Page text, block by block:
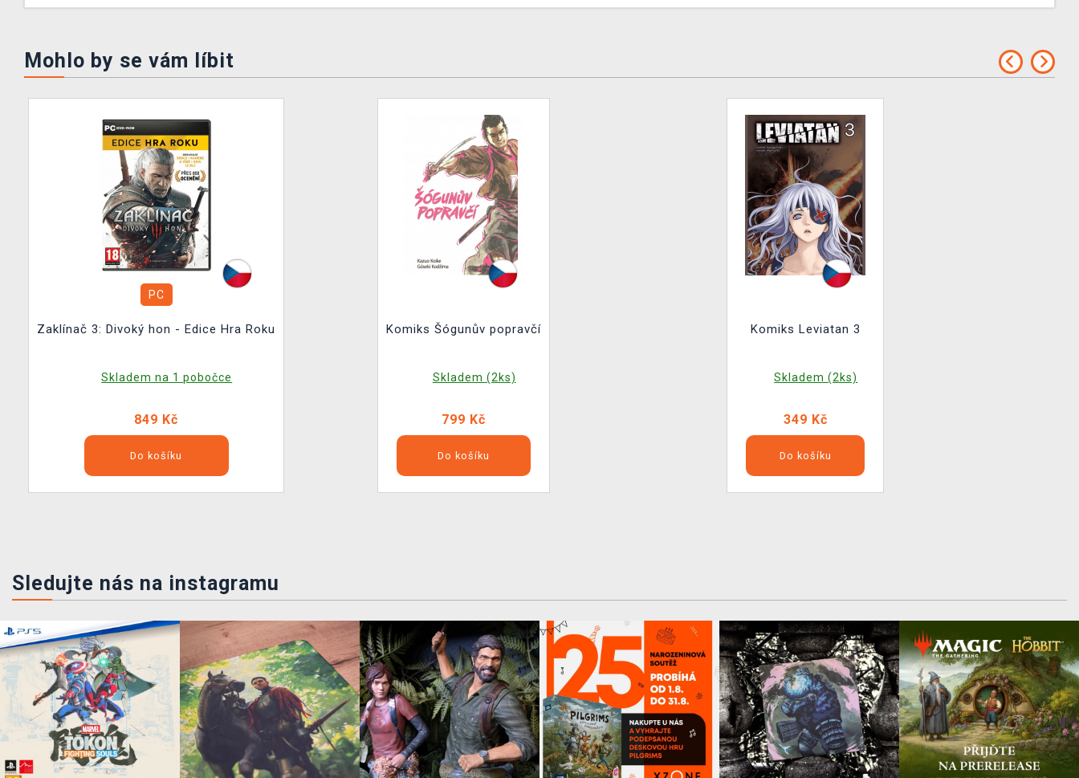
Mohlo by se vám líbit
PC
Zaklínač 3: Divoký hon - Edice Hra Roku
Skladem na 1 pobočce
849 Kč
Do košíku
Komiks Šógunův popravčí
Skladem (2ks)
799 Kč
Do košíku
Komiks Leviatan 3
Skladem (2ks)
349 Kč
Do košíku
Sledujte nás na instagramu